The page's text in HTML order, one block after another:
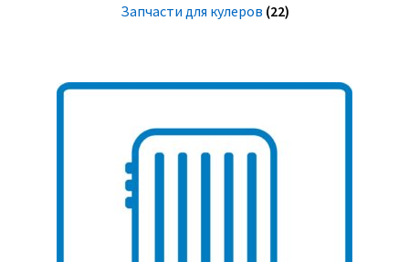
Запчасти для кулеров (22)